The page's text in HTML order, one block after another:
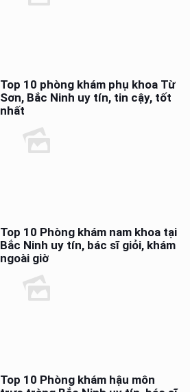
Top 10 phòng khám phụ khoa Từ
Sơn, Bắc Ninh uy tín, tin cậy, tốt
nhất
Top 10 Phòng khám nam khoa tại
Bắc Ninh uy tín, bác sĩ giỏi, khám
ngoài giờ
Top 10 Phòng khám hậu môn